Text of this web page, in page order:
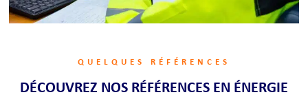
QUELQUES RÉFÉRENCES
DÉCOUVREZ NOS RÉFÉRENCES EN ÉNERGIE